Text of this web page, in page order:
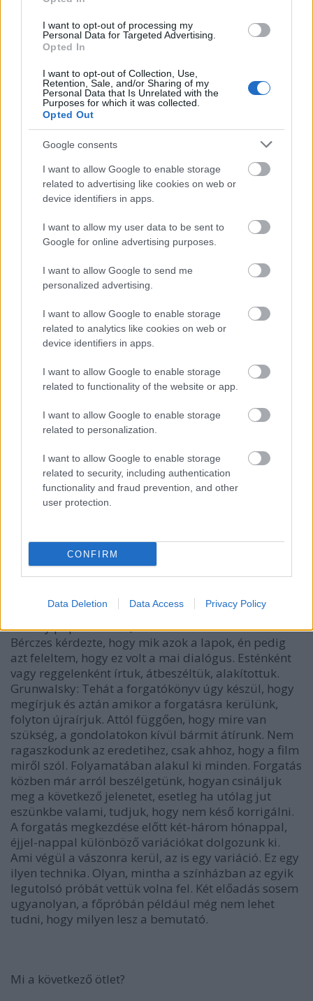
I want to opt-out of processing my
Personal Data for Targeted Advertising.
Opted In
I want to opt-out of Collection, Use,
Retention, Sale, and/or Sharing of my
Personal Data that Is Unrelated with the
Purposes for which it was collected.
Opted Out
Google consents
I want to allow Google to enable storage
related to advertising like cookies on web or
device identifiers in apps.
I want to allow my user data to be sent to
Google for online advertising purposes.
I want to allow Google to send me
personalized advertising.
I want to allow Google to enable storage
related to analytics like cookies on web or
device identifiers in apps.
I want to allow Google to enable storage
related to functionality of the website or app.
I want to allow Google to enable storage
related to personalization.
I want to allow Google to enable storage
related to security, including authentication
functionality and fraud prevention, and other
user protection.
CONFIRM
Data Deletion Data Access Privacy Policy
a dolgainkat, akkor még asszisztens voltam Miki
oldalán. 1963 óta vagyunk elválaszthatatlanok.
hogy munkakapcsolatból lett a barátság vagy
fordítva. Ezt valószínűleg minden táncdalénekes
meg tudná válaszolni, de én nem. Egyáltalán arról
sem tudnék mit mondani, hogy mi a barátság. Azt
hiszem, valahogy együtt alakult.
Scherer Péterrel és Mucsi Zoltánnal nagyon sokat
Jancsó: Nem válogattuk a szereplőket. Úgy írjuk meg
a filmeket, hogy nem kell választanunk. Rájuk
szabjuk a szerepeket. Nagyon jól tudunk velük
dolgozni, ezért is csináljuk.
A forgatásokon mennyire tartják magukat az előre
megírt forgatókönyvhöz? Mennyi az improvizáció a
jelenetek felvételénél?
Jancsó : Borzalmasan mély kérdés ez és borzalmasan
szakmai. Elmesélek ehhez kapcsolódóan egy
helyszínen játszódott. A budai hegyoldalban van egy
nagyon nagy elhagyatott épület. Azelőtt
szakszervezeti üdülő volt. Mivel nem tudták senkinek
eladni, illetve sokszor adták el sok mindenkinek, sok
László, a Bárka Színházból írni szeretett volna a
Hajónaplóba a forgatásról. Megkérdezte Scherer
Pétert, hogy ma mit vesznek fel. Scherer nem tudott
válaszolni, ezért Bérczes megkérdezte, hol van a
forgatókönyv. Scherer körbenézett, és látott a földön
néhány papírdarabot, amin az én kézírásom volt.
Bérczes kérdezte, hogy mik azok a lapok, én pedig
azt feleltem, hogy ez volt a mai dialógus. Esténként
vagy reggelenként írtuk, átbeszéltük, alakítottuk.
Grunwalsky: Tehát a forgatókönyv úgy készül, hogy
megírjuk és aztán amikor a forgatásra kerülünk,
folyton újraírjuk. Attól függően, hogy mire van
szükség, a gondolatokon kívül bármit átírunk. Nem
ragaszkodunk az eredetihez, csak ahhoz, hogy a film
miről szól. Folyamatában alakul ki minden. Forgatás
közben már arról beszélgetünk, hogyan csináljuk
meg a következő jelenetet, esetleg ha utólag jut
eszünkbe valami, tudjuk, hogy nem késő korrigálni.
A forgatás megkezdése előtt két-három hónappal,
éjjel-nappal különböző variációkat dolgozunk ki.
Ami végül a vászonra kerül, az is egy variáció. Ez egy
ilyen technika. Olyan, mintha a színházban az egyik
legutolsó próbát vettük volna fel. Két előadás sosem
ugyanolyan, a főpróbán például még nem lehet
tudni, hogy milyen lesz a bemutató.
Mi a következő ötlet?